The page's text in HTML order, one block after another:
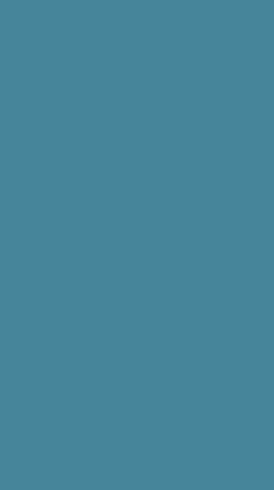
La Fondation Franco-
fondation reconnue
du Premier Ministre du
organisme privé, sans
français, qui a pour
relations culturelles et
Ses ressources
dotation initiale de trois
environ 20 millions
France par la
Fondation de